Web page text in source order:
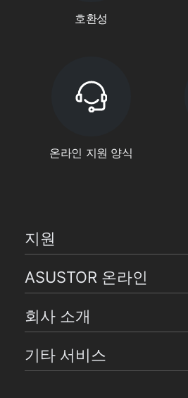
호환성
온라인 지원 양식
지원
ASUSTOR 온라인
회사 소개
기타 서비스